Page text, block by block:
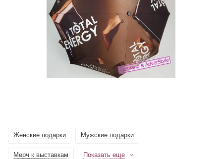
Женские подарки Мужские подарки
Мерч к выставкам Показать еще